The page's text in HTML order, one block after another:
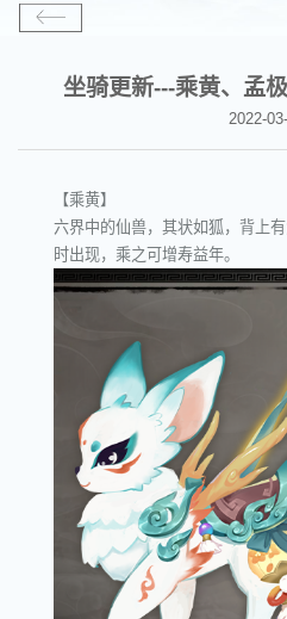
坐骑更新---乘黄、孟
2022-
【乘黄】
六界中的仙兽，其状如狐，背上
时出现，乘之可增寿益年。